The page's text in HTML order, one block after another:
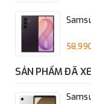
SẢN PHẨM ĐÃ